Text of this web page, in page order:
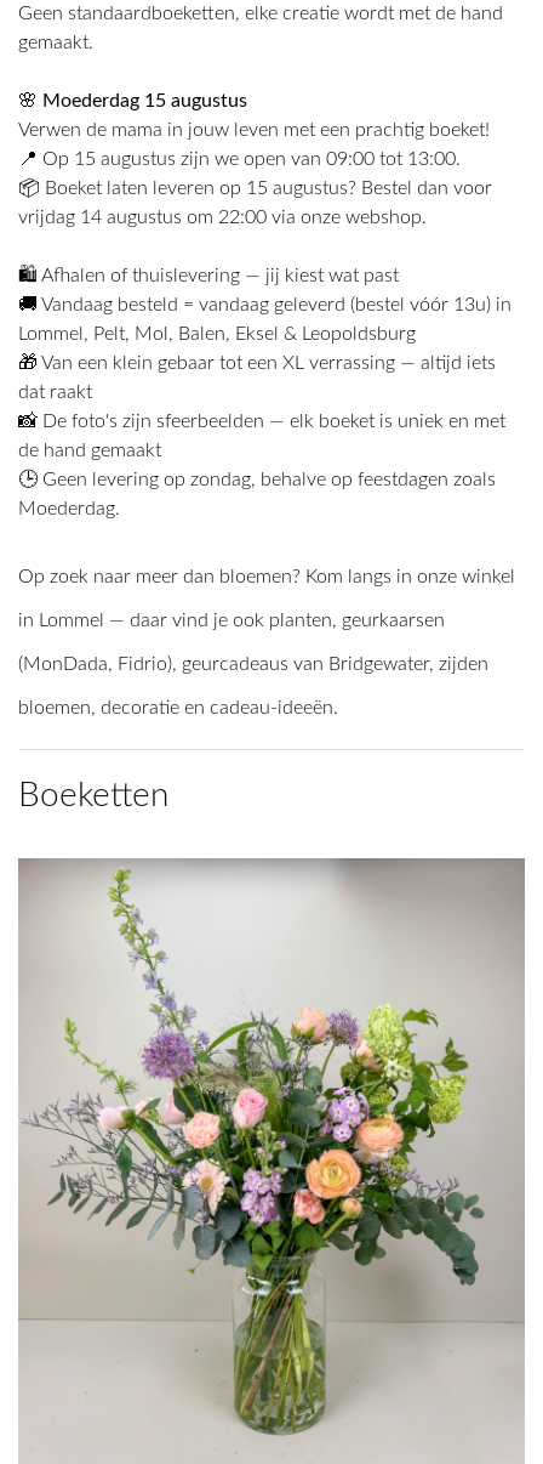
Geen standaardboeketten, elke creatie wordt met de hand
gemaakt.
🌸 Moederdag 15 augustus
Verwen de mama in jouw leven met een prachtig boeket!
📍 Op 15 augustus zijn we open van 09:00 tot 13:00.
📦 Boeket laten leveren op 15 augustus? Bestel dan voor
vrijdag 14 augustus om 22:00 via onze webshop.
🛍️ Afhalen of thuislevering — jij kiest wat past
🚚 Vandaag besteld = vandaag geleverd (bestel vóór 13u) in
Lommel, Pelt, Mol, Balen, Eksel & Leopoldsburg
🎁 Van een klein gebaar tot een XL verrassing — altijd iets
dat raakt
📸 De foto's zijn sfeerbeelden — elk boeket is uniek en met
de hand gemaakt
🕒 Geen levering op zondag, behalve op feestdagen zoals
Moederdag.
Op zoek naar meer dan bloemen? Kom langs in onze winkel
in Lommel — daar vind je ook planten, geurkaarsen
(MonDada, Fidrio), geurcadeaus van Bridgewater, zijden
bloemen, decoratie en cadeau-ideeën.
Boeketten